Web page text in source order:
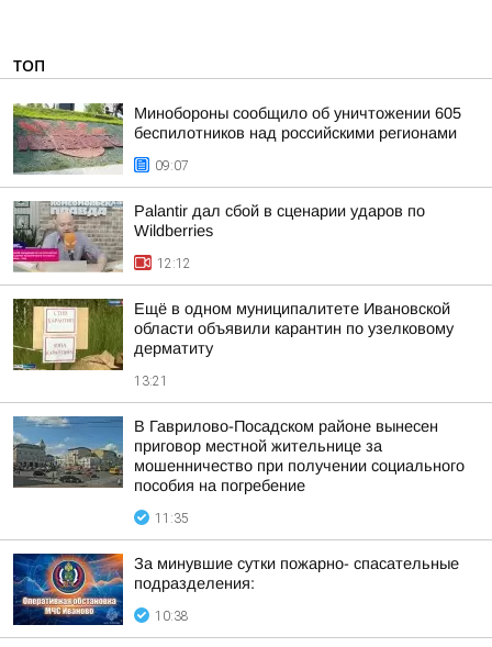
ТОП
Минобороны сообщило об уничтожении 605
беспилотников над российскими регионами
09:07
Palantir дал сбой в сценарии ударов по
Wildberries
12:12
Ещё в одном муниципалитете Ивановской
области объявили карантин по узелковому
дерматиту
13:21
В Гаврилово-Посадском районе вынесен
приговор местной жительнице за
мошенничество при получении социального
пособия на погребение
11:35
За минувшие сутки пожарно- спасательные
подразделения:
10:38